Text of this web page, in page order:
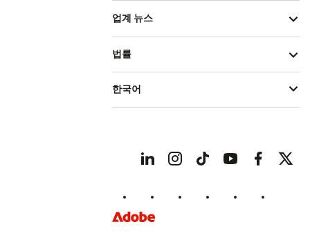
업계 뉴스
법률
한국어